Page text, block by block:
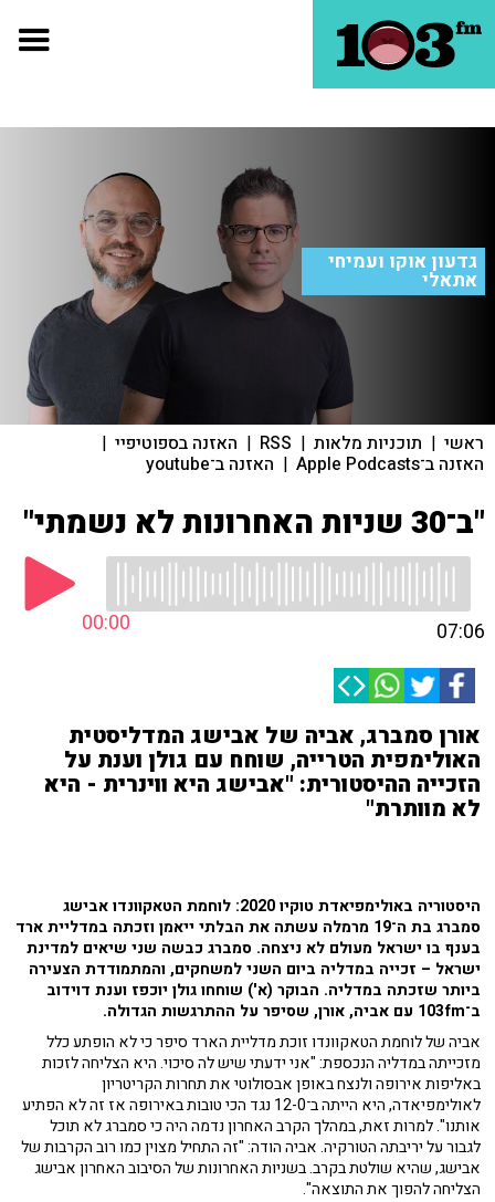
גדעון אוקו ועמיחי
אתאלי
ראשי | תוכניות מלאות |
RSS
| האזנה בספוטיפיי |
האזנה ב־Apple Podcasts | האזנה ב־youtube
"ב־30 שניות האחרונות לא נשמתי"
00:00 07:06
אורן סמברג, אביה של אבישג המדליסטית
האולימפית הטרייה, שוחח עם גולן וענת על
הזכייה ההיסטורית: "אבישג היא ווינרית - היא
לא מוותרת"
היסטוריה באולימפיאדת טוקיו 2020: לוחמת הטאקוונדו אבישג
סמברג בת ה־19 מרמלה עשתה את הבלתי ייאמן וזכתה במדליית ארד
בענף בו ישראל מעולם לא ניצחה. סמברג כבשה שני שיאים למדינת
ישראל – זכייה במדליה ביום השני למשחקים, והמתמודדת הצעירה
ביותר שזכתה במדליה. הבוקר (א') שוחחו גולן יוכפז וענת דוידוב
ב־103fm עם אביה, אורן, שסיפר על ההתרגשות הגדולה.
אביה של לוחמת הטאקוונדו זוכת מדליית הארד סיפר כי לא הופתע כלל
מזכייתה במדליה הנכספת: "אני ידעתי שיש לה סיכוי. היא הצליחה לזכות
באליפות אירופה ולנצח באופן אבסולוטי את תחרות הקריטריון
לאולימפיאדה, היא הייתה ב־12-0 נגד הכי טובות באירופה אז זה לא הפתיע
אותנו". למרות זאת, במהלך הקרב האחרון נדמה היה כי סמברג לא תוכל
לגבור על יריבתה הטורקיה. אביה הודה: "זה התחיל מצוין כמו רוב הקרבות של
אבישג, שהיא שולטת בקרב. בשניות האחרונות של הסיבוב האחרון אבישג
הצליחה להפוך את התוצאה".